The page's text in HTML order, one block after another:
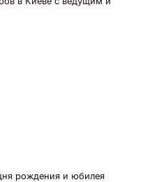
рождения и юбилея